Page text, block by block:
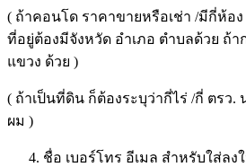
( ถ้าคอนโด ราคาขายหรือเช่า /มีกี่ห้อ
ที่อยู่ต้องมีจังหวัด อำเภอ ตำบลด้วย ถ้า
แขวง ด้วย )
( ถ้าเป็นที่ดิน ก็ต้องระบุว่ากี่ไร่ /กี่ ตรว
ผม )
ชื่อ เบอร์โทร อีเมล สำหรับใส่ลง